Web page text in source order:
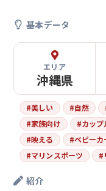
基本データ
エリア
沖縄県
#美しい #自然
#家族向け #カップ
#映える #ベビーカ
#マリンスポーツ #
紹介